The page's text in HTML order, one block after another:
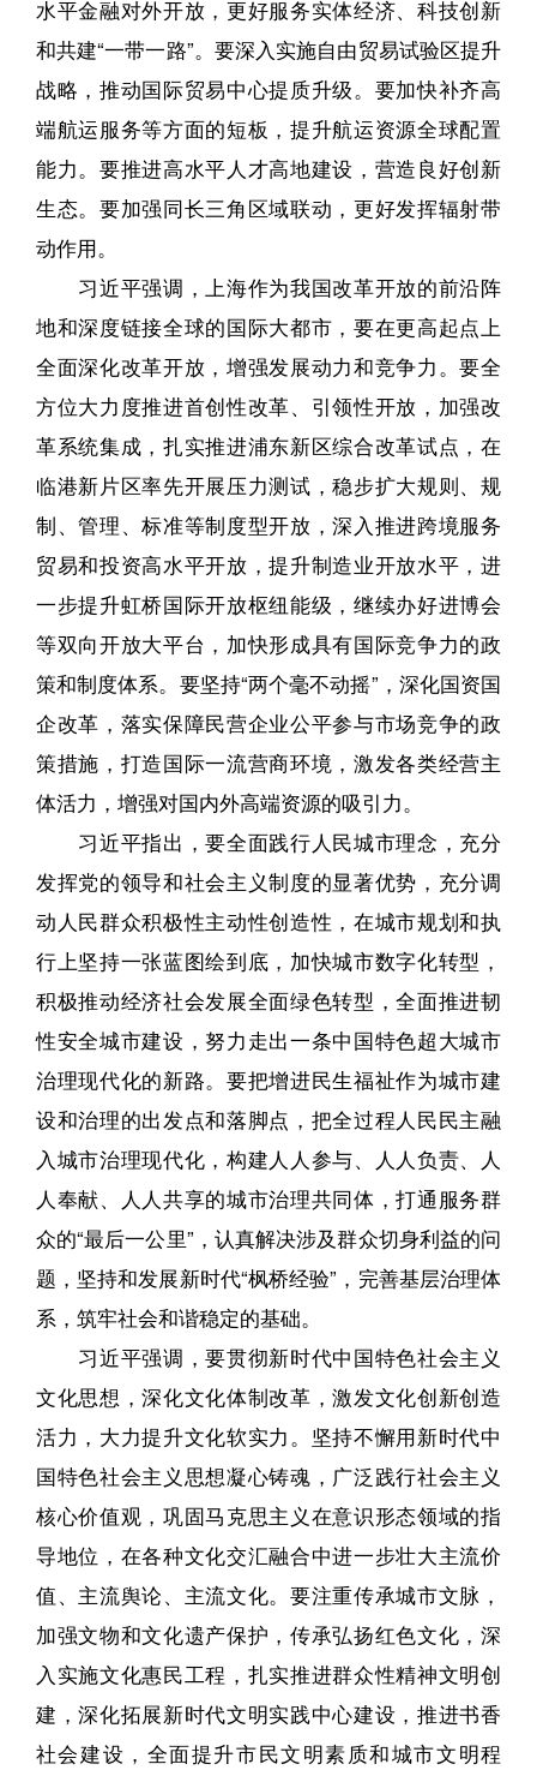
水平金融对外开放，更好服务实体经济、科技创新
和共建“一带一路”。要深入实施自由贸易试验区提升
战略，推动国际贸易中心提质升级。要加快补齐高
端航运服务等方面的短板，提升航运资源全球配置
能力。要推进高水平人才高地建设，营造良好创新
生态。要加强同长三角区域联动，更好发挥辐射带
动作用。
习近平强调，上海作为我国改革开放的前沿阵
地和深度链接全球的国际大都市，要在更高起点上
全面深化改革开放，增强发展动力和竞争力。要全
方位大力度推进首创性改革、引领性开放，加强改
革系统集成，扎实推进浦东新区综合改革试点，在
临港新片区率先开展压力测试，稳步扩大规则、规
制、管理、标准等制度型开放，深入推进跨境服务
贸易和投资高水平开放，提升制造业开放水平，进
一步提升虹桥国际开放枢纽能级，继续办好进博会
等双向开放大平台，加快形成具有国际竞争力的政
策和制度体系。要坚持“两个毫不动摇”，深化国资国
企改革，落实保障民营企业公平参与市场竞争的政
策措施，打造国际一流营商环境，激发各类经营主
体活力，增强对国内外高端资源的吸引力。
习近平指出，要全面践行人民城市理念，充分
发挥党的领导和社会主义制度的显著优势，充分调
动人民群众积极性主动性创造性，在城市规划和执
行上坚持一张蓝图绘到底，加快城市数字化转型，
积极推动经济社会发展全面绿色转型，全面推进韧
性安全城市建设，努力走出一条中国特色超大城市
治理现代化的新路。要把增进民生福祉作为城市建
设和治理的出发点和落脚点，把全过程人民民主融
入城市治理现代化，构建人人参与、人人负责、人
人奉献、人人共享的城市治理共同体，打通服务群
众的“最后一公里”，认真解决涉及群众切身利益的问
题，坚持和发展新时代“枫桥经验”，完善基层治理体
系，筑牢社会和谐稳定的基础。
习近平强调，要贯彻新时代中国特色社会主义
文化思想，深化文化体制改革，激发文化创新创造
活力，大力提升文化软实力。坚持不懈用新时代中
国特色社会主义思想凝心铸魂，广泛践行社会主义
核心价值观，巩固马克思主义在意识形态领域的指
导地位，在各种文化交汇融合中进一步壮大主流价
值、主流舆论、主流文化。要注重传承城市文脉，
加强文物和文化遗产保护，传承弘扬红色文化，深
入实施文化惠民工程，扎实推进群众性精神文明创
建，深化拓展新时代文明实践中心建设，推进书香
社会建设，全面提升市民文明素质和城市文明程